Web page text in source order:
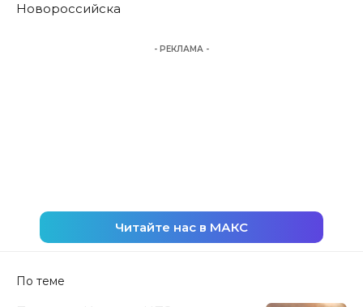
Новороссийска
- РЕКЛАМА -
Читайте нас в МАКС
По теме